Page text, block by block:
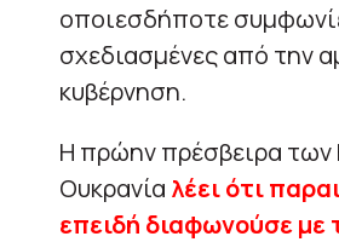
οποιεσδήποτε
σχεδιασμένες από την
κυβέρνηση.
Η πρώην πρέσβειρα
Ουκρανία λέει ότι
επειδή διαφωνούσε με